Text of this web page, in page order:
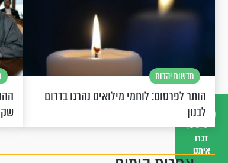
דברו
איתנו
חדשות יהדות
הותר לפרסום: לוחמי מילואים נהרגו בדרום
לבנון